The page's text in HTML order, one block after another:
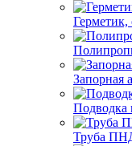
Герметик,
Запорная
Подводка
Труба